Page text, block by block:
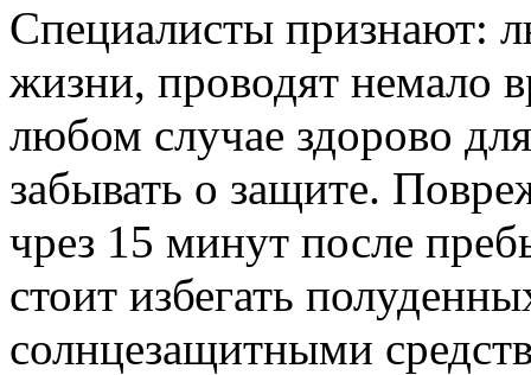
Специалисты признают:
жизни, проводят немало
любом случае здорово
забывать о защите.
чрез 15 минут после
стоит избегать
солнцезащитными